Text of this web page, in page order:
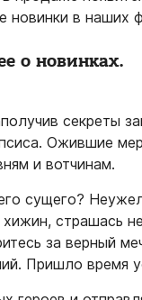
новинки в наших
о новинках.
секреты
Ожившие
и вотчинам.
сущего?
страшась
за верный
Пришло время